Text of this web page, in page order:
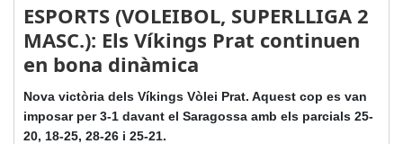
ESPORTS (VOLEIBOL, SUPERLLIGA 2
MASC.): Els Víkings Prat continuen
en bona dinàmica
Nova victòria dels Víkings Vòlei Prat. Aquest cop es van
imposar per 3-1 davant el Saragossa amb els parcials 25-
20, 18-25, 28-26 i 25-21.